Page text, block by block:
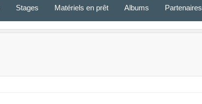
Stages Matériels en prêt Albums Partenaires